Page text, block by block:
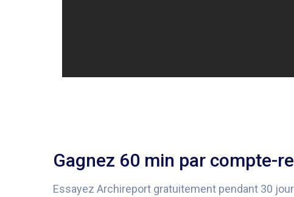
Gagnez 60 min par compte-
Essayez Archireport gratuitement pendant 30